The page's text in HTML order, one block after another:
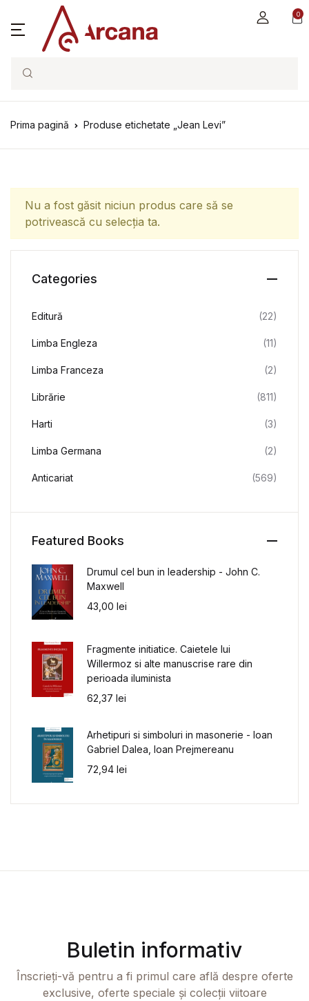
0
Search
Prima pagină Produse etichetate „Jean Levi”
Nu a fost găsit niciun produs care să se
potrivească cu selecția ta.
Categories
Editură (22)
Limba Engleza (11)
Limba Franceza (2)
Librărie (811)
Harti (3)
Limba Germana (2)
Anticariat (569)
Featured Books
Drumul cel bun in leadership - John C.
Maxwell
43,00 lei
Fragmente initiatice. Caietele lui
Willermoz si alte manuscrise rare din
perioada iluminista
62,37 lei
Arhetipuri si simboluri in masonerie - Ioan
Gabriel Dalea, Ioan Prejmereanu
72,94 lei
Buletin informativ
Înscrieți-vă pentru a fi primul care află despre oferte
exclusive, oferte speciale și colecții viitoare